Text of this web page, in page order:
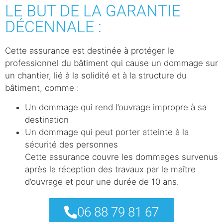
LE BUT DE LA GARANTIE
DÉCENNALE :
Cette assurance est destinée à protéger le
professionnel du bâtiment qui cause un dommage sur
un chantier, lié à la solidité et à la structure du
bâtiment, comme :
Un dommage qui rend l’ouvrage impropre à sa
destination
Un dommage qui peut porter atteinte à la
sécurité des personnes
Cette assurance couvre les dommages survenus
après la réception des travaux par le maître
d’ouvrage et pour une durée de 10 ans.
06 88 79 81 67